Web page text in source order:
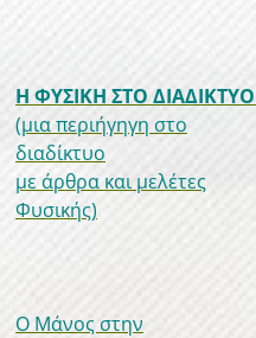
Η ΦΥΣΙΚΗ ΣΤΟ ΔΙΑΔΙΚΤΥΟ
(μια περιήγηγη στο
διαδίκτυο
με άρθρα και μελέτες
Φυσικής)
Ο Μάνος στην